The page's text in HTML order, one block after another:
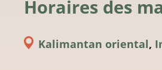
Horaires des
Kalimantan oriental,